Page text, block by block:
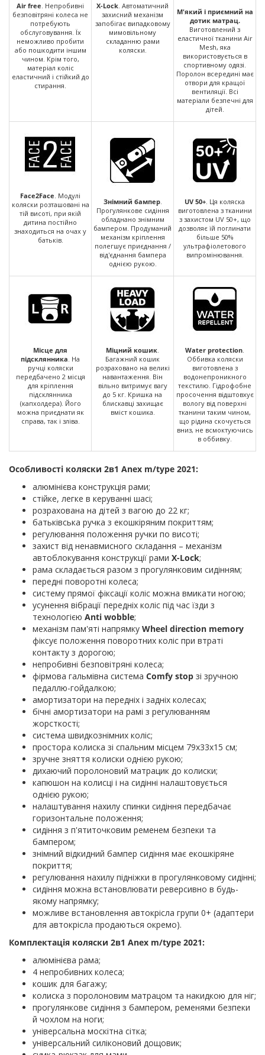
Air free . Непробивні
безповітряні колеса не
потребують
обслуговування. Їх
неможливо пробити
або пошкодити іншим
чином. Крім того,
матеріал коліс
еластичний і стійкий до
стирання.
X-Lock . Автоматичний
захисний механізм
запобігає випадковому
мимовільному
складанню рами
коляски.
М'який і приємний на
дотик матрац.
Виготовлений з
еластичної тканини Air
Mesh, яка
використовується в
спортивному одязі.
Поролон всередині має
отвори для кращої
вентиляції. Всі
матеріали безпечні для
дітей.
Face2Face . Модулі
коляски розташовані на
тій висоті, при якій
дитина постійно
знаходиться на очах у
батьків.
Знімний бампер.
Прогулянкове сидіння
обладнано знімним
бампером. Продуманий
механізм кріплення
полегшує приєднання /
від'єднання бампера
однією рукою.
UV 50+ . Ця коляска
виготовлена з тканини
з захистом UV 50+, що
дозволяє їй поглинати
більше 50%
ультрафіолетового
випромінювання.
Місце для
підсклянника . На
ручці коляски
передбачено 2 місця
для кріплення
підсклянника
(капхолдера). Його
можна приєднати як
справа, так і зліва.
Міцний кошик
Багажний кошик
розраховано на великі
навантаження. Він
вільно витримує вагу
до 5 кг. Кришка на
блискавці захищає
вміст кошика.
Water protection
Оббивка коляски
виготовлена з
водонепроникного
текстилю. Гідрофобне
просочення відштовхує
вологу від поверхні
тканини таким чином,
що рідина скочується
вниз, не всмоктуючись
в оббивку.
Особливості коляски 2в1 Anex m/type 2021:
алюмінієва конструкція рами;
стійке, легке в керуванні шасі;
розрахована на дітей з вагою до 22 кг;
батьківська ручка з екошкіряним покриттям;
регулювання положення ручки по висоті;
захист від ненавмисного складання – механізм
автоблокування конструкції рами X-Lock;
рама складається разом з прогулянковим сидінням;
передні поворотні колеса;
систему прямої фіксації коліс можна вмикати ногою;
усунення вібрації передніх коліс під час їзди з
технологією Anti wobble;
механізм пам'яті напрямку Wheel direction memory
фіксує положення поворотних коліс при втраті
контакту з дорогою;
непробивні безповітряні колеса;
фірмова гальмівна система Comfy stop зі зручною
педаллю-гойдалкою;
амортизатори на передніх і задніх колесах;
бічні амортизатори на рамі з регулюванням
жорсткості;
система швидкознімних коліс;
простора колиска зі спальним місцем 79х33х15 см;
зручне зняття колиски однією рукою;
дихаючий поролоновий матрацик до колиски;
капюшон на колисці і на сидінні налаштовується
однією рукою;
налаштування нахилу спинки сидіння передбачає
горизонтальне положення;
сидіння з п'ятиточковим ременем безпеки та
бампером;
знімний відкидний бампер сидіння має екошкіряне
покриття;
регулювання нахилу підніжки в прогулянковому сидінні;
сидіння можна встановлювати реверсивно в будь-
якому напрямку;
можливе встановлення автокрісла групи 0+ (адаптери
для автокрісла продаються окремо).
Комплектація коляски 2в1 Anex m/type 2021:
алюмінієва рама;
4 непробивних колеса;
кошик для багажу;
колиска з поролоновим матрацом та накидкою для ніг;
прогулянкове сидіння з бампером, ременями безпеки
й чохлом на ноги;
універсальна москітна сітка;
універсальний силіконовий дощовик;